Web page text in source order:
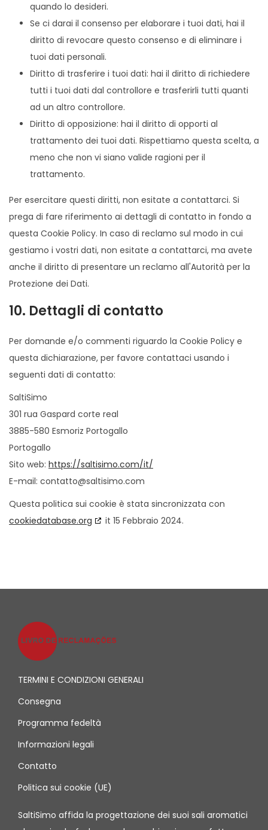
quando lo desideri.
Se ci darai il consenso per elaborare i tuoi dati, hai il
diritto di revocare questo consenso e di eliminare i
tuoi dati personali.
Diritto di trasferire i tuoi dati: hai il diritto di richiedere
tutti i tuoi dati dal controllore e trasferirli tutti quanti
ad un altro controllore.
Diritto di opposizione: hai il diritto di opporti al
trattamento dei tuoi dati. Rispettiamo questa scelta, a
meno che non vi siano valide ragioni per il
trattamento.
Per esercitare questi diritti, non esitate a contattarci. Si
prega di fare riferimento ai dettagli di contatto in fondo a
questa Cookie Policy. In caso di reclamo sul modo in cui
gestiamo i vostri dati, non esitate a contattarci, ma avete
anche il diritto di presentare un reclamo all'Autorità per la
Protezione dei Dati.
10. Dettagli di contatto
Per domande e/o commenti riguardo la Cookie Policy e
questa dichiarazione, per favore contattaci usando i
seguenti dati di contatto:
SaltiSimo
301 rua Gaspard corte real
3885-580 Esmoriz Portogallo
Portogallo
Sito web: https://saltisimo.com/it/
E-mail: contatto@saltisimo.com
Questa politica sui cookie è stata sincronizzata con
cookiedatabase.org
it 15 Febbraio 2024.
TERMINI E CONDIZIONI GENERALI
Consegna
Programma fedeltà
Informazioni legali
Contatto
Politica sui cookie (UE)
SaltiSimo affida la progettazione dei suoi sali aromatici